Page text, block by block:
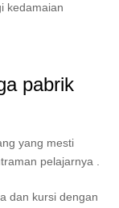
kedamaian
pabrik
yang mesti
pelajarnya .
dan kursi dengan